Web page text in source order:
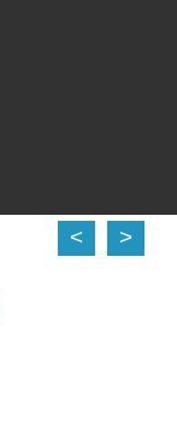
< >